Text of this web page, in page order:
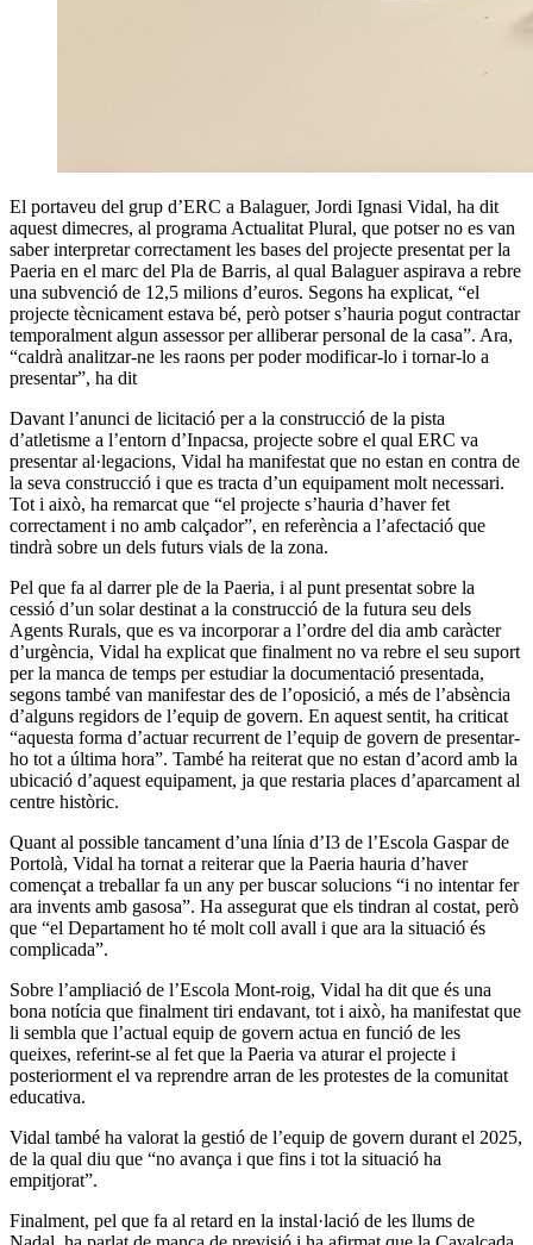
El portaveu del grup d’ERC a Balaguer, Jordi Ignasi Vidal, ha dit
aquest dimecres, al programa Actualitat Plural, que potser no es van
saber interpretar correctament les bases del projecte presentat per la
Paeria en el marc del Pla de Barris, al qual Balaguer aspirava a rebre
una subvenció de 12,5 milions d’euros. Segons ha explicat, “el
projecte tècnicament estava bé, però potser s’hauria pogut contractar
temporalment algun assessor per alliberar personal de la casa”. Ara,
“caldrà analitzar-ne les raons per poder modificar-lo i tornar-lo a
presentar”, ha dit
Davant l’anunci de licitació per a la construcció de la pista
d’atletisme a l’entorn d’Inpacsa, projecte sobre el qual ERC va
presentar al·legacions, Vidal ha manifestat que no estan en contra de
la seva construcció i que es tracta d’un equipament molt necessari.
Tot i això, ha remarcat que “el projecte s’hauria d’haver fet
correctament i no amb calçador”, en referència a l’afectació que
tindrà sobre un dels futurs vials de la zona.
Pel que fa al darrer ple de la Paeria, i al punt presentat sobre la
cessió d’un solar destinat a la construcció de la futura seu dels
Agents Rurals, que es va incorporar a l’ordre del dia amb caràcter
d’urgència, Vidal ha explicat que finalment no va rebre el seu suport
per la manca de temps per estudiar la documentació presentada,
segons també van manifestar des de l’oposició, a més de l’absència
d’alguns regidors de l’equip de govern. En aquest sentit, ha criticat
“aquesta forma d’actuar recurrent de l’equip de govern de presentar-
ho tot a última hora”. També ha reiterat que no estan d’acord amb la
ubicació d’aquest equipament, ja que restaria places d’aparcament al
centre històric.
Quant al possible tancament d’una línia d’I3 de l’Escola Gaspar de
Portolà, Vidal ha tornat a reiterar que la Paeria hauria d’haver
començat a treballar fa un any per buscar solucions “i no intentar fer
ara invents amb gasosa”. Ha assegurat que els tindran al costat, però
que “el Departament ho té molt coll avall i que ara la situació és
complicada”.
Sobre l’ampliació de l’Escola Mont-roig, Vidal ha dit que és una
bona notícia que finalment tiri endavant, tot i això, ha manifestat que
li sembla que l’actual equip de govern actua en funció de les
queixes, referint-se al fet que la Paeria va aturar el projecte i
posteriorment el va reprendre arran de les protestes de la comunitat
educativa.
Vidal també ha valorat la gestió de l’equip de govern durant el 2025,
de la qual diu que “no avança i que fins i tot la situació ha
empitjorat”.
Finalment, pel que fa al retard en la instal·lació de les llums de